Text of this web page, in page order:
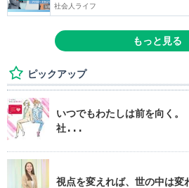
社会人ライフ
もっと見る
ピックアップ
いつでもわたしは前を向く
社...
視点を変えれば、世の中は